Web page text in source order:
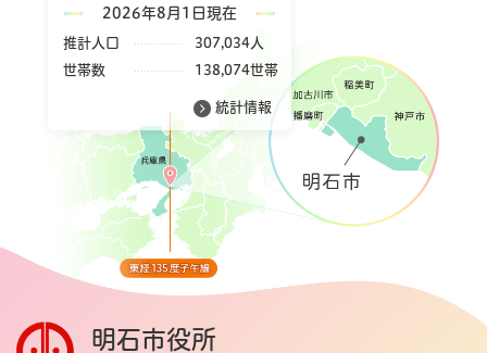
2026年8月1日現在
推計人口
307,034人
世帯数
138,074世帯
統計情報
明石市役所